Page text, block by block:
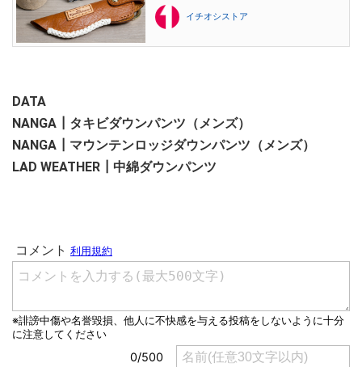
イチオシストア
DATA
NANGA┃タキビダウンパンツ（メンズ）
NANGA┃マウンテンロッジダウンパンツ（メンズ）
LAD WEATHER┃中綿ダウンパンツ